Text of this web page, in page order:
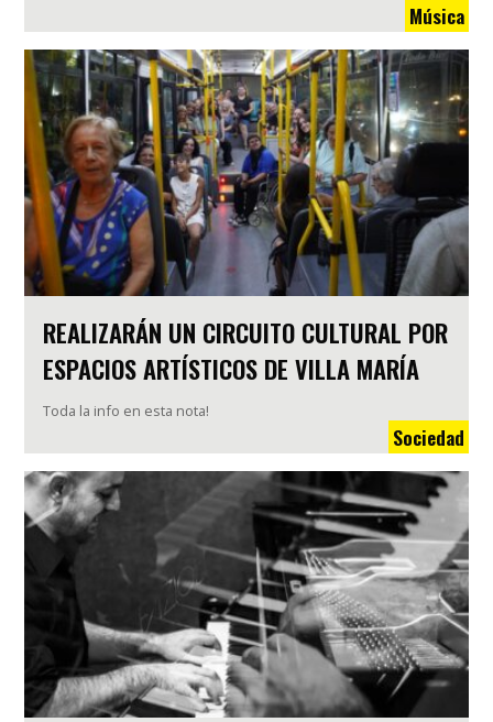
Música
REALIZARÁN UN CIRCUITO CULTURAL POR
ESPACIOS ARTÍSTICOS DE VILLA MARÍA
Toda la info en esta nota!
Sociedad